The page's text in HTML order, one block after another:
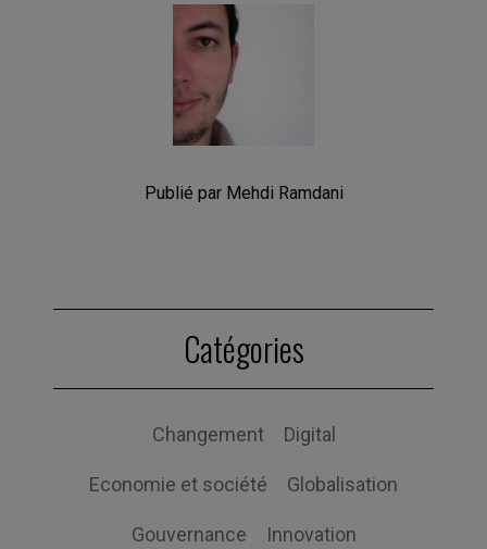
Publié par Mehdi Ramdani
Catégories
Changement Digital
Economie et société Globalisation
Gouvernance Innovation